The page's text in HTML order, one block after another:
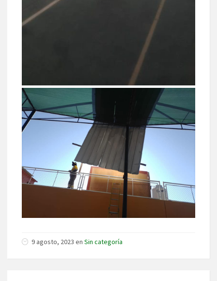
9 agosto, 2023 en Sin categoría